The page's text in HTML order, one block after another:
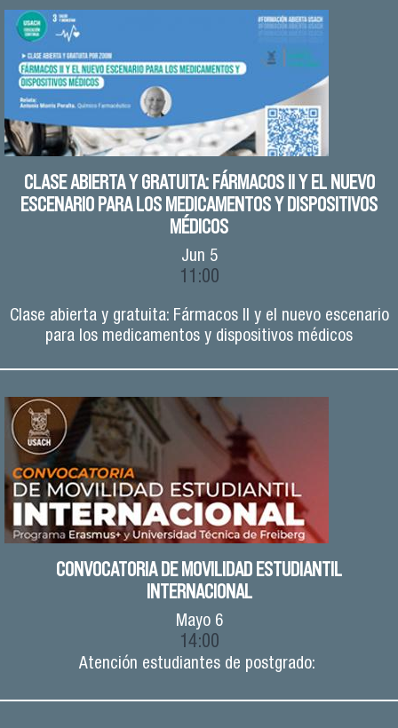
CLASE ABIERTA Y GRATUITA: FÁRMACOS II Y EL NUEVO
ESCENARIO PARA LOS MEDICAMENTOS Y DISPOSITIVOS
MÉDICOS
Jun 5
11:00
Clase abierta y gratuita: Fármacos II y el nuevo escenario
para los medicamentos y dispositivos médicos
CONVOCATORIA DE MOVILIDAD ESTUDIANTIL
INTERNACIONAL
Mayo6
14:00
Atención estudiantes de postgrado: